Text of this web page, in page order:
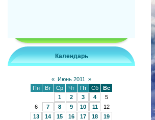
Календарь
« Июнь 2011
»
Пн
Вт Ср Чт Пт Сб
Вс
1
2 3 4
5
6
7 8 9 10 11
12
13
14 15 16 17 18
19